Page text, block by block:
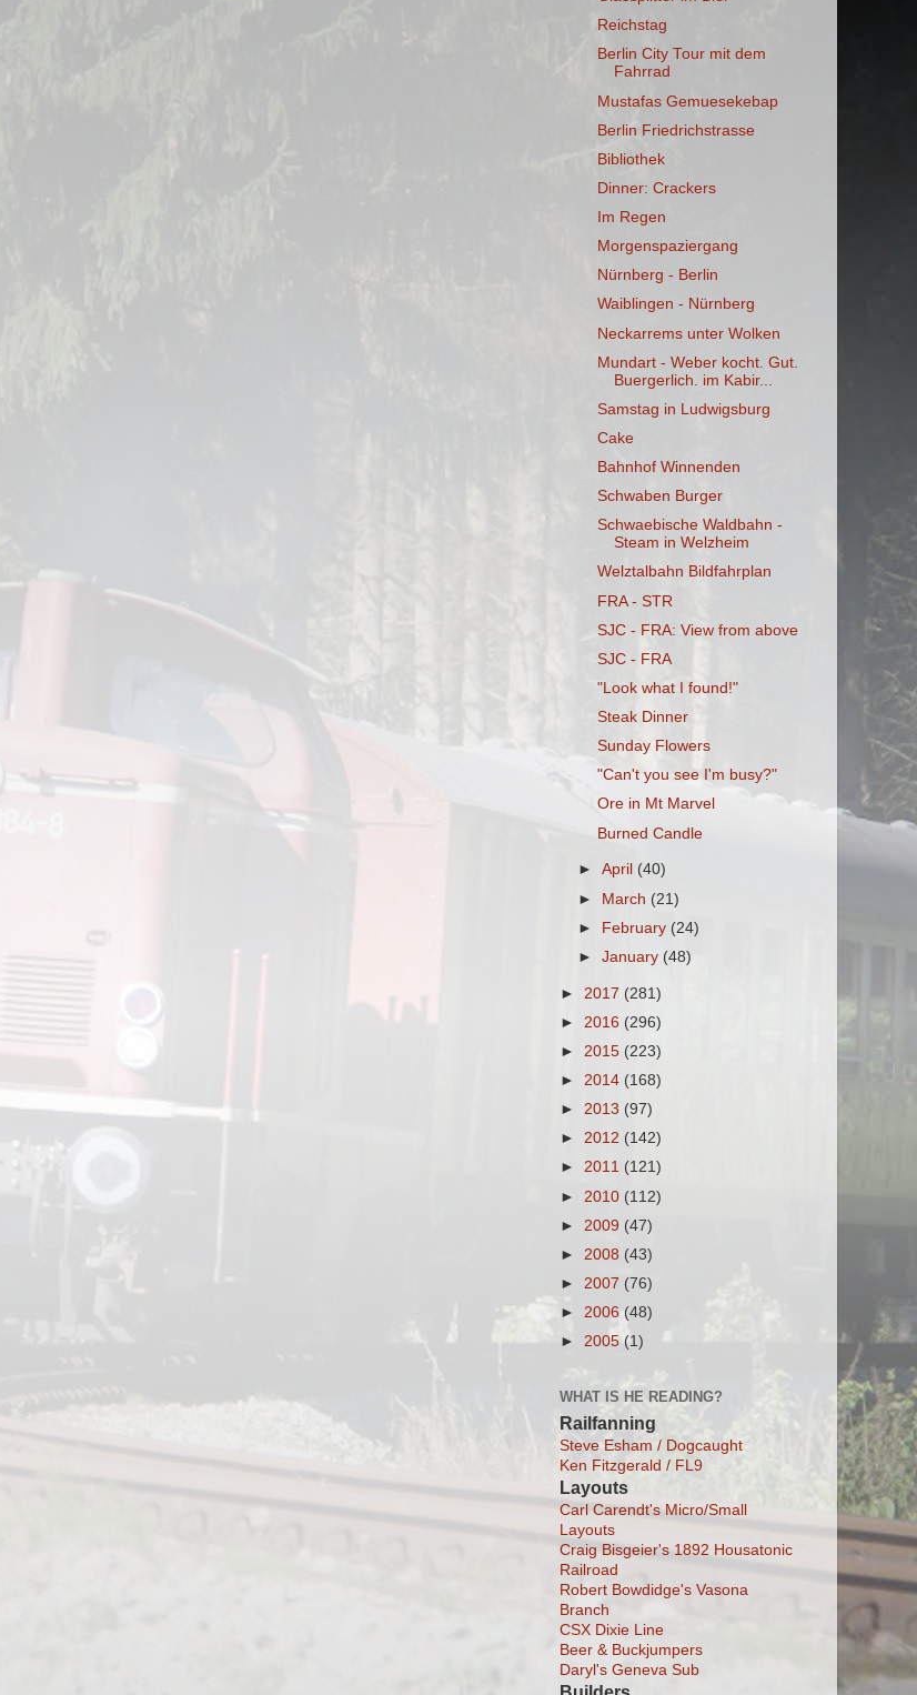
Reichstag
Berlin City Tour mit dem
Fahrrad
Mustafas Gemuesekebap
Berlin Friedrichstrasse
Bibliothek
Dinner: Crackers
Im Regen
Morgenspaziergang
Nürnberg - Berlin
Waiblingen - Nürnberg
Neckarrems unter Wolken
Mundart - Weber kocht. Gut.
Buergerlich. im Kabir...
Samstag in Ludwigsburg
Cake
Bahnhof Winnenden
Schwaben Burger
Schwaebische Waldbahn -
Steam in Welzheim
Welztalbahn Bildfahrplan
FRA - STR
SJC - FRA: View from above
SJC - FRA
"Look what I found!"
Steak Dinner
Sunday Flowers
"Can't you see I'm busy?"
Ore in Mt Marvel
Burned Candle
►April (40)
► March (21)
► February (24)
►January (48)
► 2017 (281)
► 2016 (296)
► 2015 (223)
► 2014 (168)
► 2013 (97)
► 2012 (142)
► 2011 (121)
► 2010 (112)
► 2009 (47)
► 2008 (43)
► 2007 (76)
► 2006(48)
► 2005(1)
WHAT IS HE READING?
Railfanning
Steve Esham / Dogcaught
Ken Fitzgerald / FL9
Layouts
Carl Carendt's Micro/Small
Layouts
Craig Bisgeier's 1892 Housatonic
Railroad
Robert Bowdidge's Vasona
Branch
CSX Dixie Line
Beer & Buckjumpers
Daryl's Geneva Sub